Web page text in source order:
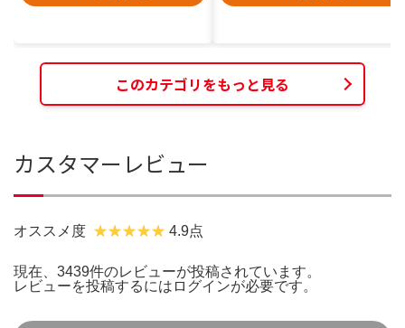
このカテゴリをもっと見る
カスタマーレビュー
オススメ度 4.9点
現在、3439件のレビューが投稿されています。
レビューを投稿するには ログインが必要です。